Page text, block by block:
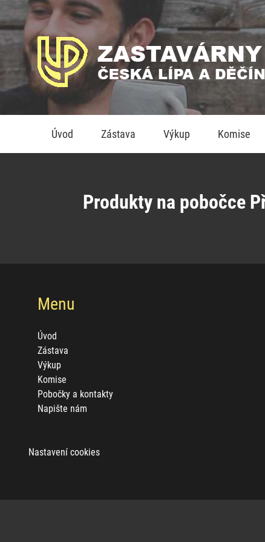
Úvod Zástava Výkup Komise
Produkty na pobočce
Menu
Úvod
Zástava
Výkup
Komise
Pobočky a kontakty
Napište nám
Nastavení cookies